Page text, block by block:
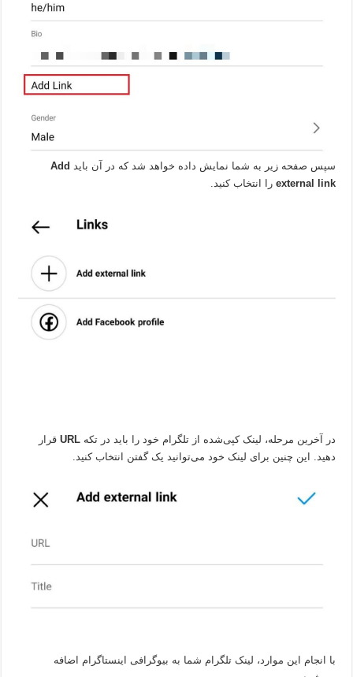
سپس صفحه زیر به شما نمایش داده خواهد شد که در آن باید Add
external link را انتخاب کنید.
در آخرین مرحله، لینک کپی‌شده از تلگرام خود را باید در تکهURL قرار
دهید. این چنین برای لینک خود می‌توانید یک گفتن انتخاب کنید.
با انجام این موارد، لینک تلگرام شما به بیوگرافی اینستاگرام اضافه